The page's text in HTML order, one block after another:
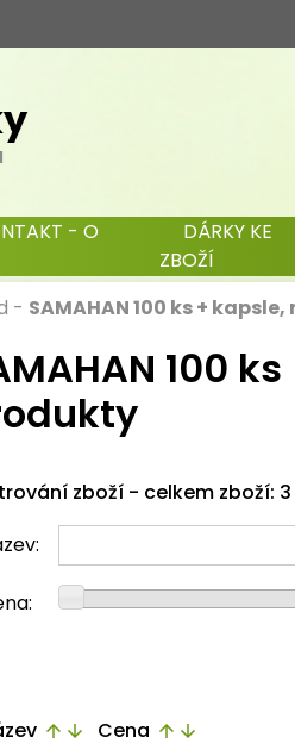
- O
DÁRKY KE
ZBOŽÍ
- SAMAHAN 100 ks +
100
zboží - celkem zboží: 3
arrow_upward arrow_downward Cena arrow_upward arrow_downward